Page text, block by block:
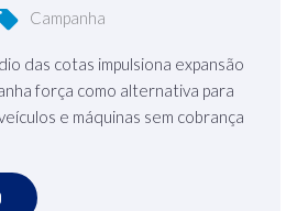
Campanha
das cotas impulsiona expansão
força como alternativa para
e máquinas sem cobrança